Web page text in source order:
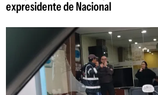
expresidente de Nacional